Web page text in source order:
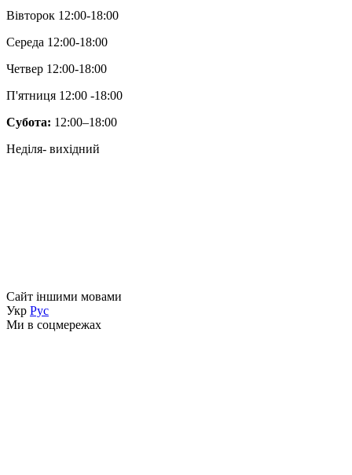
Вівторок 12:00-18:00
Середа 12:00-18:00
Четвер 12:00-18:00
П'ятниця 12:00 -18:00
Субота: 12:00–18:00
Неділя- вихідний
Сайт іншими мовами
Укр Рус
Ми в соцмережах